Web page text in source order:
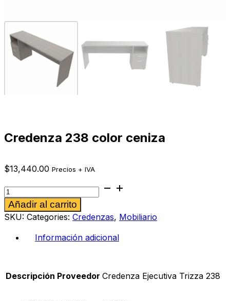
Credenza 238 color ceniza
$13,440.00 Precios + IVA
Credenza
238
color
ceniza
cantidad
Añadir al carrito
SKU: Categories: Credenzas, Mobiliario
Información adicional
Descripción Proveedor Credenza Ejecutiva Trizza 238